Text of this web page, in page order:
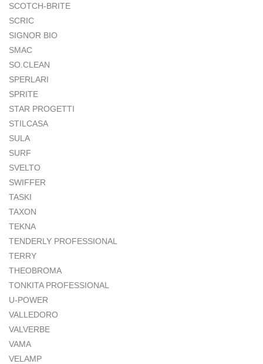
SCOTCH-BRITE
SCRIC
SIGNOR BIO
SMAC
SO.CLEAN
SPERLARI
SPRITE
STAR PROGETTI
STILCASA
SULA
SURF
SVELTO
SWIFFER
TASKI
TAXON
TEKNA
TENDERLY PROFESSIONAL
TERRY
THEOBROMA
TONKITA PROFESSIONAL
U-POWER
VALLEDORO
VALVERBE
VAMA
VELAMP